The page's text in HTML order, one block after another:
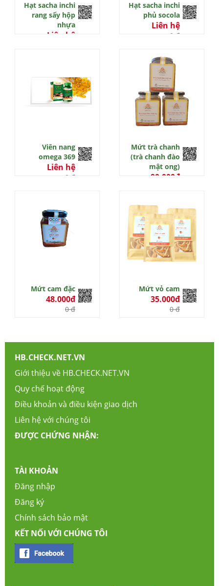
Hạt sacha inchi
rang sấy hộp
nhựa
Liên hệ
Hạt sacha inchi
phủ socola
Liên hệ
0 đ
Viên nang
omega 369
Liên hệ
0 đ
Mứt trà chanh
(trà chanh đào
mật ong)
90.000đ
Mứt cam đặc
48.000đ
0 đ
Mứt vỏ cam
35.000đ
0 đ
HB.CHECK.NET.VN
Giới thiệu về HB.CHECK.NET.VN
Quy chế hoạt động
Điều khoản và điều kiện giao dịch
Liên hệ với chúng tôi
ĐƯỢC CHỨNG NHẬN:
TÀI KHOẢN
Đăng nhập
Đăng ký
Chính sách bảo mật
KẾT NỐI VỚI CHÚNG TÔI